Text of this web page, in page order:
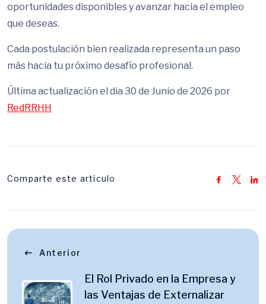
oportunidades disponibles y avanzar hacia el empleo
que deseas.
Cada postulación bien realizada representa un paso
más hacia tu próximo desafío profesional.
Última actualización el dia 30 de Junio de 2026 por
RedRRHH
Comparte este articulo
Anterior
El Rol Privado en la Empresa y
las Ventajas de Externalizar